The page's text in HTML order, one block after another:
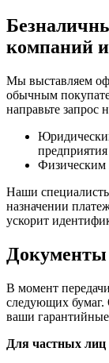
компаний
Мы выставляем
обычным
направьте запрос
Физическим
Наши
назначении
ускорит
Документы
В момент
следующих бумаг.
ваши
Для частных лиц